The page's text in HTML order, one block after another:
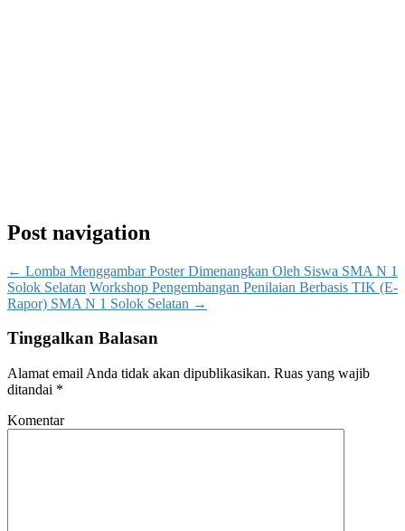
Post navigation
← Lomba Menggambar Poster Dimenangkan Oleh Siswa SMA N 1
Solok Selatan Workshop Pengembangan Penilaian Berbasis TIK (E-
Rapor) SMA N 1 Solok Selatan →
Tinggalkan Balasan
Alamat email Anda tidak akan dipublikasikan. Ruas yang wajib
ditandai *
Komentar